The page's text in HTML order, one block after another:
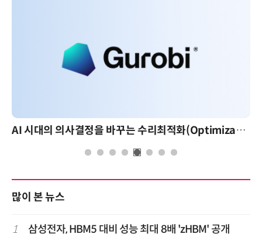
AI 시대의 의사결정을 바꾸는 수리최적화(Optimization): 실제 산업 적용 사례와 활용 전략
많이 본 뉴스
1 삼성전자, HBM5 대비 성능 최대 8배 'zHBM' 공개